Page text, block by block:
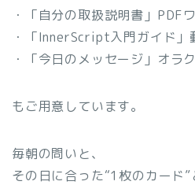
・「自分の取扱説明書」PDF
・「InnerScript入門ガイド」
・「今日のメッセージ」オラ
もご用意しています。
毎朝の問いと、
その日に合った“1枚のカード”